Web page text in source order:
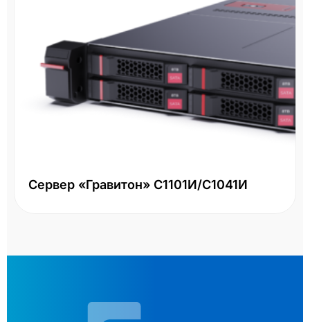
Сервер «Гравитон» С1101И/С1041И